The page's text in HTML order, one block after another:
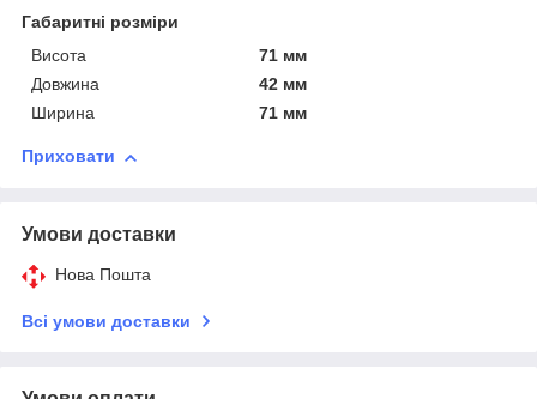
Габаритні розміри
Висота
71 мм
Довжина
42 мм
Ширина
71 мм
Приховати
Умови доставки
Нова Пошта
Всі умови доставки